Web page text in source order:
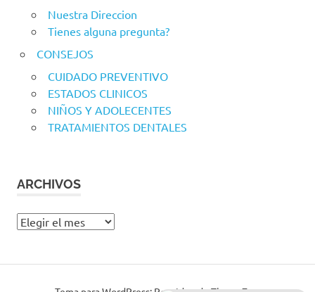
Nuestra Direccion
Tienes alguna pregunta?
CONSEJOS
CUIDADO PREVENTIVO
ESTADOS CLINICOS
NIÑOS Y ADOLECENTES
TRATAMIENTOS DENTALES
ARCHIVOS
Archivos